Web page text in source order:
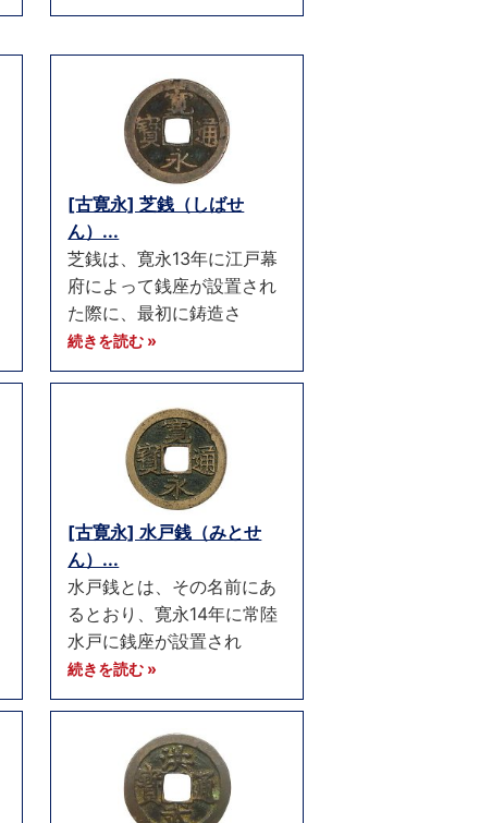
[古寛永] 芝銭（しばせ
ん）...
芝銭は、寛永13年に江戸幕
府によって銭座が設置され
た際に、最初に鋳造さ
続きを読む »
[古寛永] 水戸銭（みとせ
ん）...
水戸銭とは、その名前にあ
るとおり、寛永14年に常陸
水戸に銭座が設置され
続きを読む »